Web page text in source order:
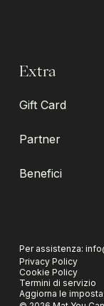
Extra
Gift Card
Partner
Benefici
Per assistenza:
Privacy Policy
Cookie Policy
Termini di servizio
Aggiorna le